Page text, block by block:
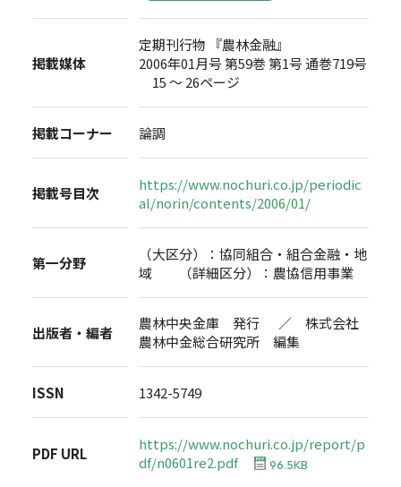
掲載媒体
定期刊行物 『農林金融』
2006年01月号 第59巻 第1号 通巻719号
15 ～ 26ページ
掲載コーナー 論調
掲載号目次
https://www.nochuri.co.jp/periodic
al/norin/contents/2006/01/
第一分野
（大区分）：協同組合・組合金融・地
域 （詳細区分）：農協信用事業
出版者・編者
農林中央金庫 発行 ／ 株式会社
農林中金総合研究所 編集
ISSN 1342-5749
PDF URL
https://www.nochuri.co.jp/report/p
df/n0601re2.pdf
96.5KB